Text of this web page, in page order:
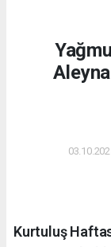
Kurtuluş